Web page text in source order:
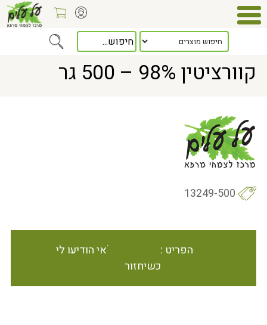
> קוורציטין 98% – 500 גר
קוורציטין 98% – 500 גר
13249-500
הפריט אינו זמין במלאי הודיעו לי
כשיחזור